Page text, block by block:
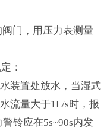
门，用压力表测量
：
装置处放水，当湿式
流量大于1L/s时，报
铃应在5s~90s内发